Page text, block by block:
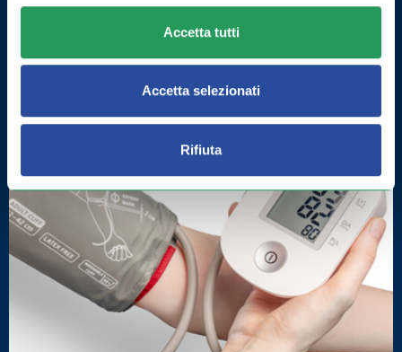
Accetta tutti
Accetta selezionati
Rifiuta
COME MIGLIORARE LA MEMORIA:
ESERCIZI E INTEGRATORI